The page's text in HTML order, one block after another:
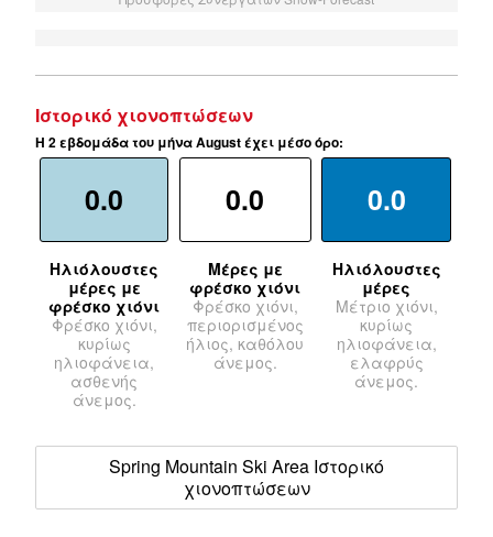
Ιστορικό χιονοπτώσεων
Η 2 εβδομάδα του μήνα August έχει μέσο όρο:
0.0
Ηλιόλουστες
μέρες με
φρέσκο χιόνι
Φρέσκο χιόνι,
κυρίως
ηλιοφάνεια,
ασθενής
άνεμος.
0.0
Μέρες με
φρέσκο χιόνι
Φρέσκο χιόνι,
περιορισμένος
ήλιος, καθόλου
άνεμος.
0.0
Ηλιόλουστες
μέρες
Μέτριο χιόνι,
κυρίως
ηλιοφάνεια,
ελαφρύς
άνεμος.
Spring Mountain Ski Area Ιστορικό
χιονοπτώσεων